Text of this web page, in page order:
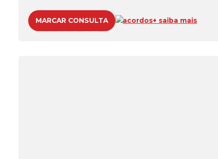
MARCAR CONSULTA acordos+ saiba mais